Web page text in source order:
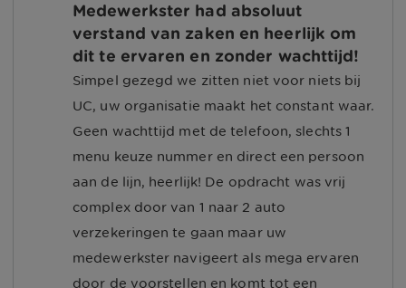
prachtig cijfer! Ook in de toekomst kunt
u bij ons terecht, wij helpen u graag
Met vriendelijke groet, Sharon
Medewerkster had absoluut
verstand van zaken en heerlijk om
dit te ervaren en zonder wachttijd!
Simpel gezegd we zitten niet voor niets bij
UC, uw organisatie maakt het constant waar.
Geen wachttijd met de telefoon, slechts 1
menu keuze nummer en direct een persoon
aan de lijn, heerlijk! De opdracht was vrij
complex door van 1 naar 2 auto
verzekeringen te gaan maar uw
medewerkster navigeert als mega ervaren
door de voorstellen en komt tot een